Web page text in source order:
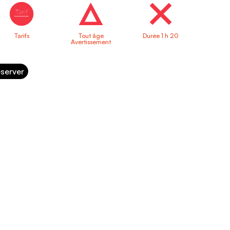
Tarifs
Tout âge
Avertissement
Durée 1 h 20